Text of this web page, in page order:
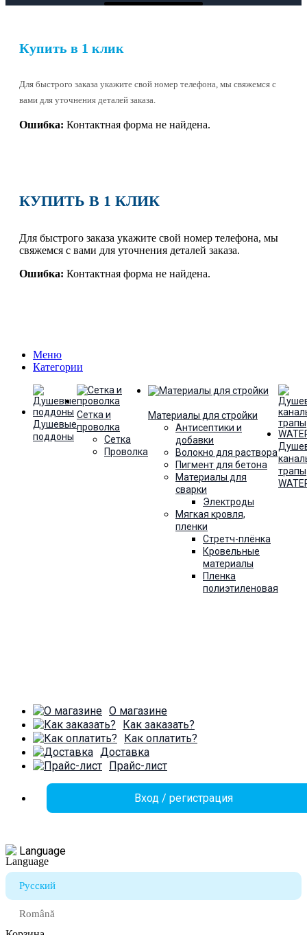
Купить в 1 клик
Для быстрого заказа укажите свой номер телефона, мы свяжемся с
вами для уточнения деталей заказа.
Ошибка: Контактная форма не найдена.
КУПИТЬ В 1 КЛИК
Для быстрого заказа укажите свой номер телефона, мы
свяжемся с вами для уточнения деталей заказа.
Ошибка: Контактная форма не найдена.
Меню
Категории
Душевые
поддоны
Сетка и
проволка
Сетка
Проволка
Материалы для стройки
Антисептики и
добавки
Волокно для раствора
Пигмент для бетона
Материалы для
сварки
Электроды
Мягкая кровля,
пленки
Стретч-плёнка
Кровельные
материалы
Пленка
полиэтиленовая
трапы
О магазине
Как заказать?
Как оплатить?
Доставка
Прайс-лист
Вход / регистрация
Language
Русский
Română